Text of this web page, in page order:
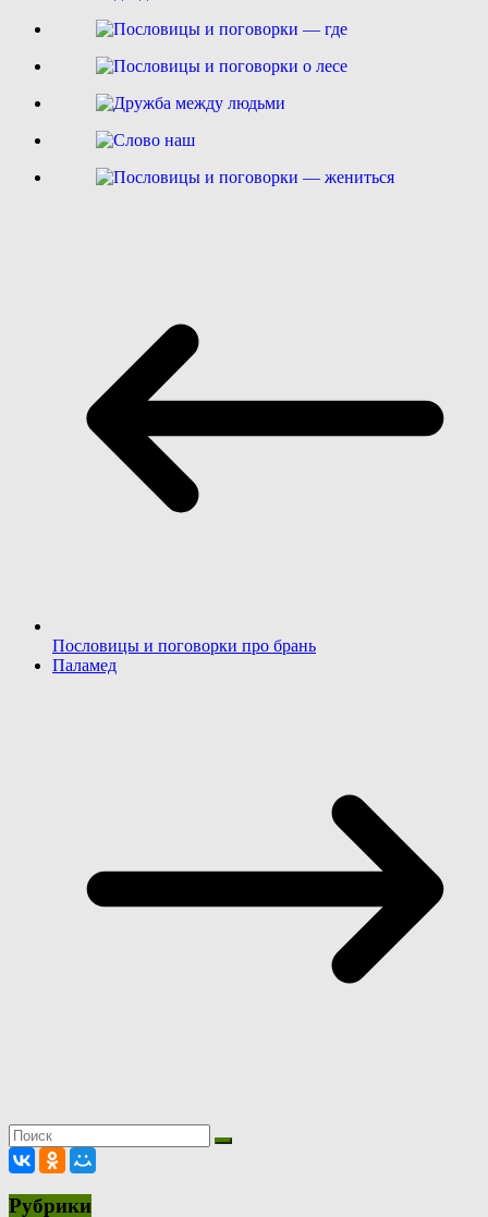
Пословицы и поговорки про брань
Паламед
Рубрики